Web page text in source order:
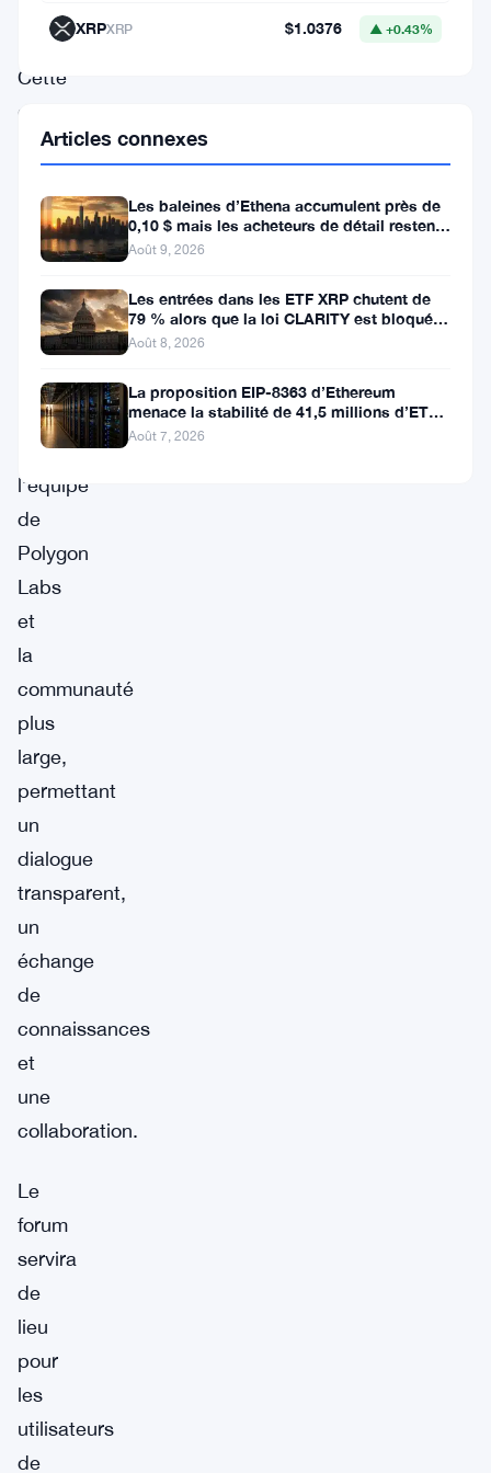
Communautaire.
Cette
dernière
innovation
créer
ligne
directe
communication
entre
l’équipe
de
Polygon
Labs
et
la
communauté
plus
large,
permettant
un
dialogue
transparent,
un
échange
de
connaissances
et
une
collaboration.
Le
forum
servira
de
lieu
pour
les
utilisateurs
de
XRPXRP $1.0376 ▲ +0.43%
Articles connexes
Les baleines d’Ethena accumulent près de
0,10 $ mais les acheteurs de détail restent
à l’écart
Août 9, 2026
Les entrées dans les ETF XRP chutent de
79 % alors que la loi CLARITY est bloquée
avant la pause du Sénat
Août 8, 2026
La proposition EIP-8363 d’Ethereum
menace la stabilité de 41,5 millions d’ETH
stakés et de la DeFi
Août 7, 2026